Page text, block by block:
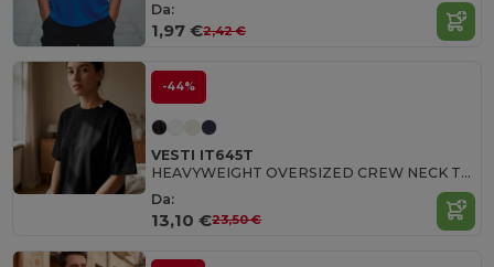
Da:
1,97 €2,42 €
-44%
VESTI IT645T
HEAVYWEIGHT OVERSIZED CREW NECK T-SHIRT
Da:
13,10 €23,50 €